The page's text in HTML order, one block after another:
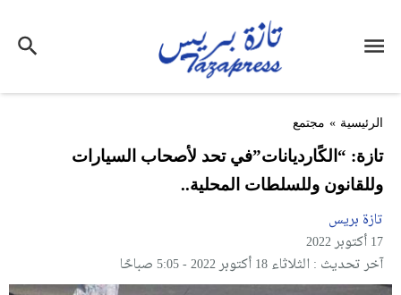
الرئيسية » مجتمع
تازة: “الكًارديانات”في تحد لأصحاب السيارات
وللقانون وللسلطات المحلية..
تازة بريس
17 أكتوبر 2022
آخر تحديث : الثلاثاء 18 أكتوبر 2022 - 5:05 صباحًا